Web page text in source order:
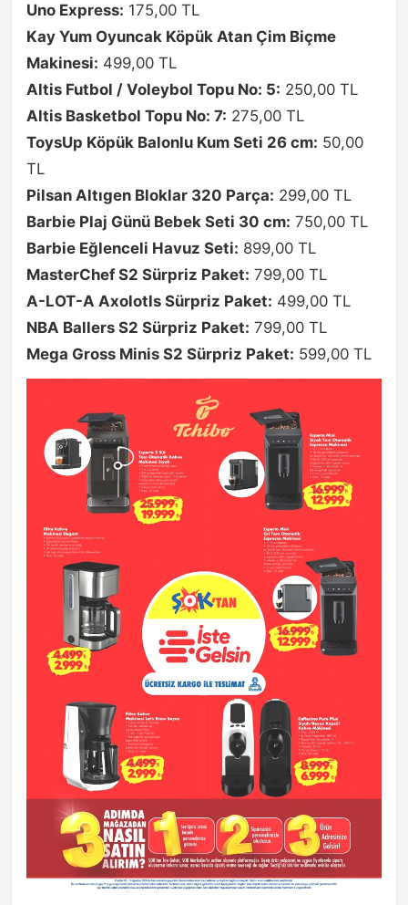
Uno Express: 175,00 TL
Kay Yum Oyuncak Köpük Atan Çim Biçme
Makinesi: 499,00 TL
Altis Futbol / Voleybol Topu No: 5: 250,00 TL
Altis Basketbol Topu No: 7: 275,00 TL
ToysUp Köpük Balonlu Kum Seti 26 cm: 50,00
TL
Pilsan Altıgen Bloklar 320 Parça: 299,00 TL
Barbie Plaj Günü Bebek Seti 30 cm: 750,00 TL
Barbie Eğlenceli Havuz Seti: 899,00 TL
MasterChef S2 Sürpriz Paket: 799,00 TL
A-LOT-A Axolotls Sürpriz Paket: 499,00 TL
NBA Ballers S2 Sürpriz Paket: 799,00 TL
Mega Gross Minis S2 Sürpriz Paket: 599,00 TL